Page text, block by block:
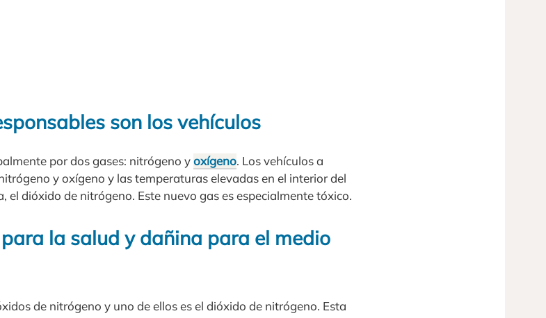
son los vehículos
por dos gases: nitrógeno yoxígeno. Los vehículos a
y oxígeno y las temperaturas elevadas en el interior del
el dióxido de nitrógeno. Este nuevo gas es especialmente tóxico.
la salud y dañina para el medio
de nitrógeno y uno de ellos es el dióxido de nitrógeno. Esta